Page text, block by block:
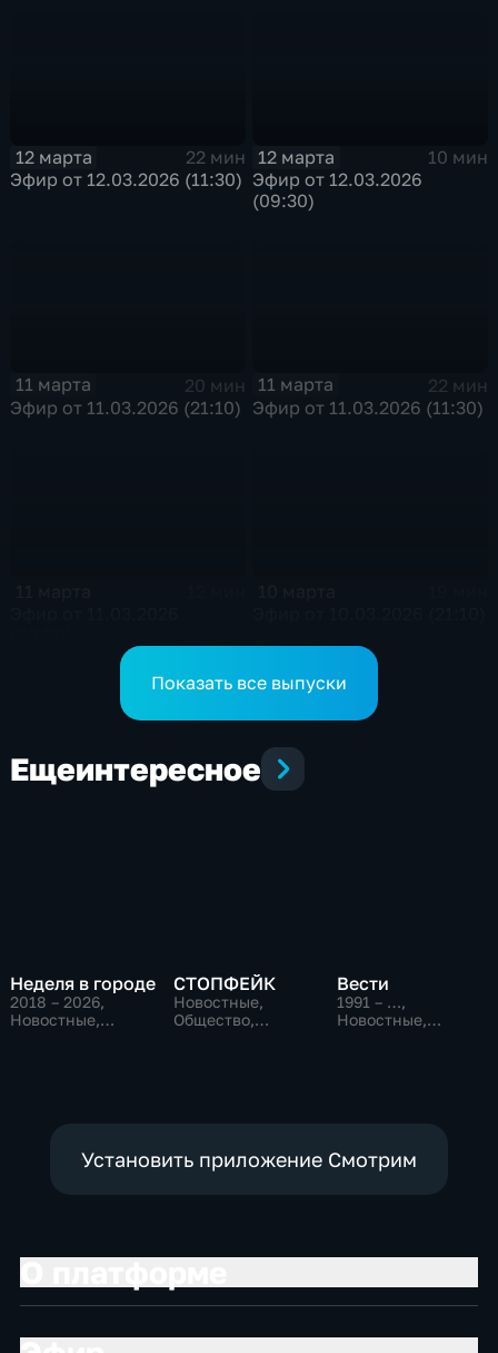
12 марта
22 мин
Эфир от 12.03.2026 (11:30)
12 марта
10 мин
Эфир от 12.03.2026
(09:30)
11 марта
20 мин
Эфир от 11.03.2026 (21:10)
11 марта
22 мин
Эфир от 11.03.2026 (11:30)
Показать все выпуски
Ещеинтересное
Неделя в городе
2018 – 2026,
Новостные,
СТОПФЕЙК
Новостные,
Общество,
Вести
1991 – …,
Новостные,
Установить приложение Смотрим